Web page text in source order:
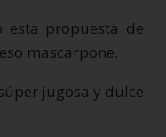
esta propuesta de
mascarpone.
jugosa y dulce